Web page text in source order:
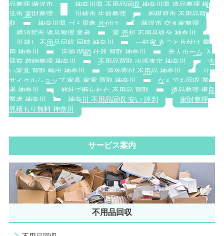
品整理 藤沢市
神奈川県 不用品回収 神奈川県 遺品整理 横
浜市 家財整理
川崎市 生前整理
相模原市 不用品買
取
神奈川県 ゴミ屋敷 片付け
藤沢市 空き家整理
横須賀市 遺品整理 業者
家 売却 不用品処分 神奈川
引越し 不用品回収 同時 神奈川
一軒家 丸ごと片付け 費
用 神奈川
店舗 閉鎖 什器 買取 神奈川
老人ホーム 入
居前 荷物整理 神奈川
不用品買取 出張査定 神奈川
古
い家具 買取 輸出 神奈川
海外寄付 不用品 神奈川
リ
サイクルショップ 家具 家電 買取 神奈川
なんでも回収 業
者 神奈川
他社で断られた 不用品 買取
遺品整理 優良
業者 神奈川
神奈川 不用品回収 安い 評判
家財整理
見積もり無料 神奈川
サービス案内
不用品回収